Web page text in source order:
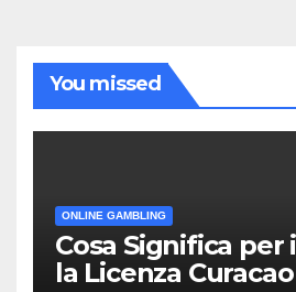
You missed
ONLINE GAMBLING
Cosa Significa per
la Licenza